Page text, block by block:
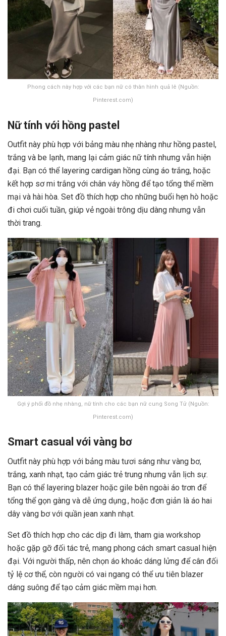
Phong cách này hợp với các bạn nữ có thân hình quả lê (Nguồn:
Pinterest.com)
Nữ tính với hồng pastel
Outfit này phù hợp với bảng màu nhẹ nhàng như hồng pastel,
trắng và be lạnh, mang lại cảm giác nữ tính nhưng vẫn hiện
đại. Bạn có thể layering cardigan hồng cùng áo trắng, hoặc
kết hợp sơ mi trắng với chân váy hồng để tạo tổng thể mềm
mại và hài hòa. Set đồ thích hợp cho những buổi hẹn hò hoặc
đi chơi cuối tuần, giúp vẻ ngoài trông dịu dàng nhưng vẫn
thời trang.
Gợi ý phối đồ nhẹ nhàng, nữ tính cho các bạn nữ cung Song Tử (Nguồn:
Pinterest.com)
Smart casual với vàng bơ
Outfit này phù hợp với bảng màu tươi sáng như vàng bơ,
trắng, xanh nhạt, tạo cảm giác trẻ trung nhưng vẫn lịch sự.
Bạn có thể layering blazer hoặc gile bên ngoài áo trơn để
tổng thể gọn gàng và dễ ứng dụng., hoặc đơn giản là áo hai
dây vàng bơ với quần jean xanh nhạt.
Set đồ thích hợp cho các dịp đi làm, tham gia workshop
hoặc gặp gỡ đối tác trẻ, mang phong cách smart casual hiện
đại. Với người thấp, nên chọn áo khoác dáng lửng để cân đối
tỷ lệ cơ thể, còn người có vai ngang có thể ưu tiên blazer
dáng suông để tạo cảm giác mềm mại hơn.